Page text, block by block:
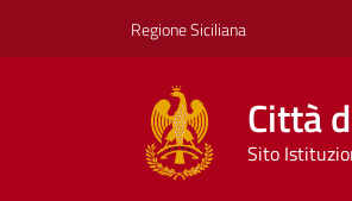
Regione Siciliana
Città
Sito